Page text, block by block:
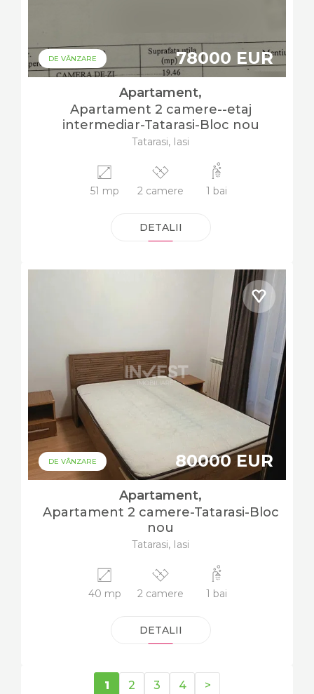
DE VÂNZARE 78000 EUR
Apartament,
Apartament 2 camere--etaj
intermediar-Tatarasi-Bloc nou
Tatarasi, Iasi
51 mp 2 camere 1 bai
DETALII
DE VÂNZARE 80000 EUR
Apartament,
Apartament 2 camere-Tatarasi-Bloc
nou
Tatarasi, Iasi
40 mp 2 camere 1 bai
DETALII
1 2 3 4 >